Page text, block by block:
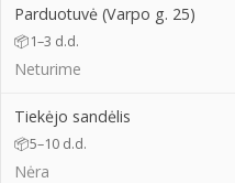
Parduotuvė (Varpo g. 25)
📦1–3 d.d.
Neturime
Tiekėjo sandėlis
📦5–10 d.d.
Nėra